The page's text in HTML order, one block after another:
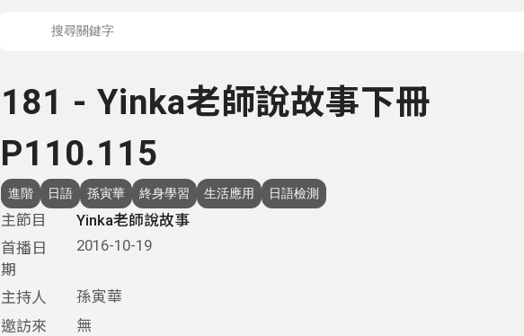
181 - Yinka老師說故事下冊
P110.115
進階 日語 孫寅華 終身學習 生活應用 日語檢測
主節目
Yinka老師說故事
首播日
期
2016-10-19
主持人
孫寅華
邀訪來
無